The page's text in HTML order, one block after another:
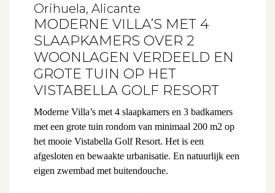
Orihuela, Alicante
MODERNE VILLA’S MET 4
SLAAPKAMERS OVER 2
WOONLAGEN VERDEELD EN
GROTE TUIN OP HET
VISTABELLA GOLF RESORT
Moderne Villa’s met 4 slaapkamers en 3 badkamers
met een grote tuin rondom van minimaal 200 m2 op
het mooie Vistabella Golf Resort. Het is een
afgesloten en bewaakte urbanisatie. En natuurlijk een
eigen zwembad met buitendouche.